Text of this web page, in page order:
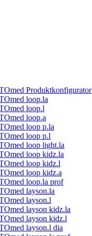
Produktkonfigurator
loop.la
loop.l
loop.a
loop p.la
loop p.l
loop light.la
loop kidz.la
loop kidz.l
loop kidz.a
loop.la prof
layson.la
layson.l
layson kidz.la
layson kidz.l
layson.l dia